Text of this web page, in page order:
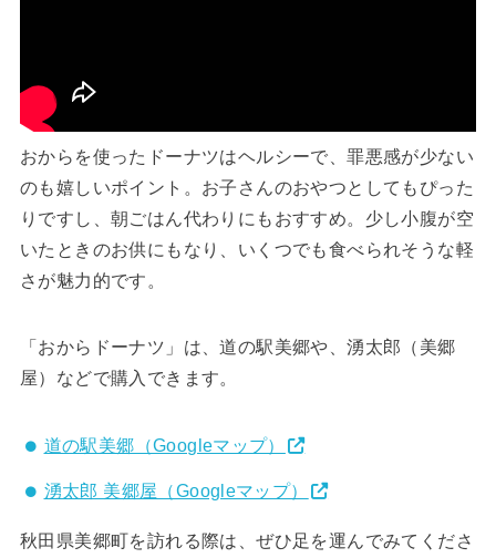
おからを使ったドーナツはヘルシーで、罪悪感が少ない
のも嬉しいポイント。お子さんのおやつとしてもぴった
りですし、朝ごはん代わりにもおすすめ。少し小腹が空
いたときのお供にもなり、いくつでも食べられそうな軽
さが魅力的です。
「おからドーナツ」は、道の駅美郷や、湧太郎（美郷
屋）などで購入できます。
道の駅美郷（Googleマップ）
湧太郎 美郷屋（Googleマップ）
秋田県美郷町を訪れる際は、ぜひ足を運んでみてくださ